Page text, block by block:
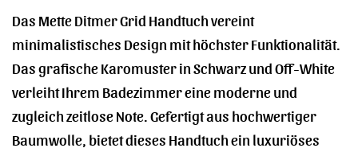
Das Mette Ditmer Grid Handtuch vereint
minimalistisches Design mit höchster Funktionalität.
Das grafische Karomuster in Schwarz und Off-White
verleiht Ihrem Badezimmer eine moderne und
zugleich zeitlose Note. Gefertigt aus hochwertiger
Baumwolle, bietet dieses Handtuch ein luxuriöses